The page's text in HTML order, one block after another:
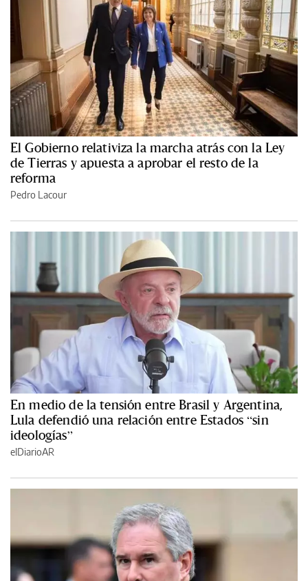
El Gobierno relativiza la marcha atrás con la Ley
de Tierras y apuesta a aprobar el resto de la
reforma
Pedro Lacour
En medio de la tensión entre Brasil y Argentina,
Lula defendió una relación entre Estados “sin
ideologías”
elDiarioAR